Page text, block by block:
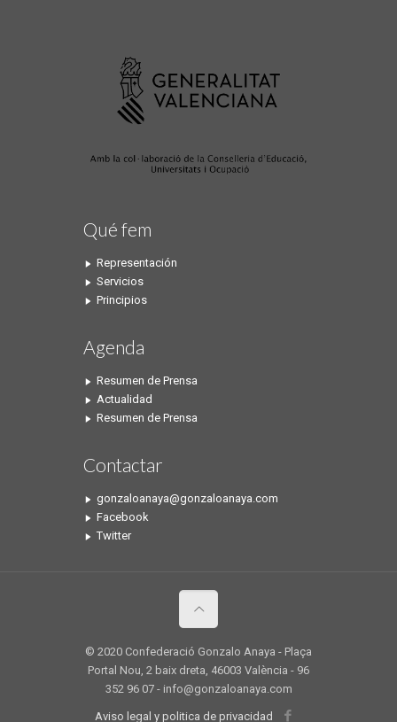
Qué fem
Representación
Servicios
Principios
Agenda
Resumen de Prensa
Actualidad
Resumen de Prensa
Contactar
gonzaloanaya@gonzaloanaya.com
Facebook
Twitter
© 2020 Confederació Gonzalo Anaya - Plaça
Portal Nou, 2 baix dreta, 46003 València - 96
352 96 07 - info@gonzaloanaya.com
Aviso legal y politica de privacidad